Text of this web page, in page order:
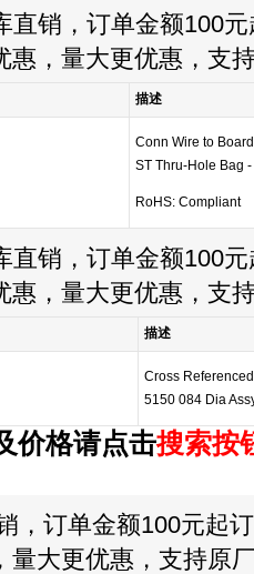
销，订单金额100元
惠，量大更优惠，支
描述
Conn Wire to
ST Thru-Hole Bag
RoHS: Compliant
销，订单金额100元
惠，量大更优惠，支
描述
Cross
5150 084 Dia
价格请点击搜索按
，订单金额100元起
量大更优惠，支持原